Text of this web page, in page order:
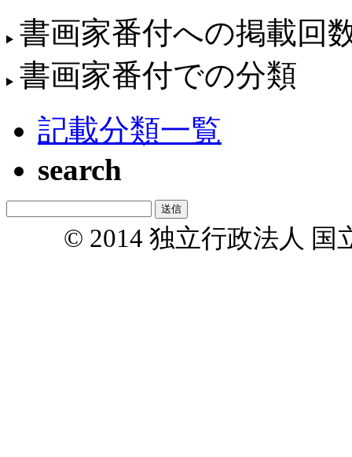
書画家番付への掲載回
書画家番付での分類
記載分類一覧
search
© 2014 独立行政法人 国